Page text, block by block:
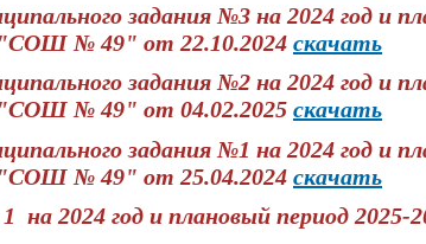
задания №3 на 2024 год и
№ 49" от 22.10.2024 скачать
задания №2 на 2024 год и
№ 49" от 04.02.2025 скачать
задания №1 на 2024 год и
№ 49" от 25.04.2024 скачать
на 2024 год и плановый период